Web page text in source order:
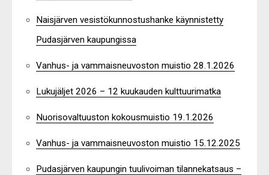
Naisjärven vesistökunnostushanke käynnistetty
Pudasjärven kaupungissa
Vanhus- ja vammaisneuvoston muistio 28.1.2026
Lukujäljet 2026 – 12 kuukauden kulttuurimatka
Nuorisovaltuuston kokousmuistio 19.1.2026
Vanhus- ja vammaisneuvoston muistio 15.12.2025
Pudasjärven kaupungin tuulivoiman tilannekatsaus –